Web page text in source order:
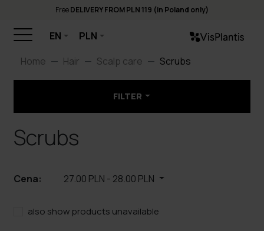
FreeDELIVERY FROM PLN 119 (in Poland only)
EN
PLN
Home
Hair Scalp care Scrubs
FILTER
Scrubs
Cena: 27.00 PLN - 28.00 PLN
also show products unavailable